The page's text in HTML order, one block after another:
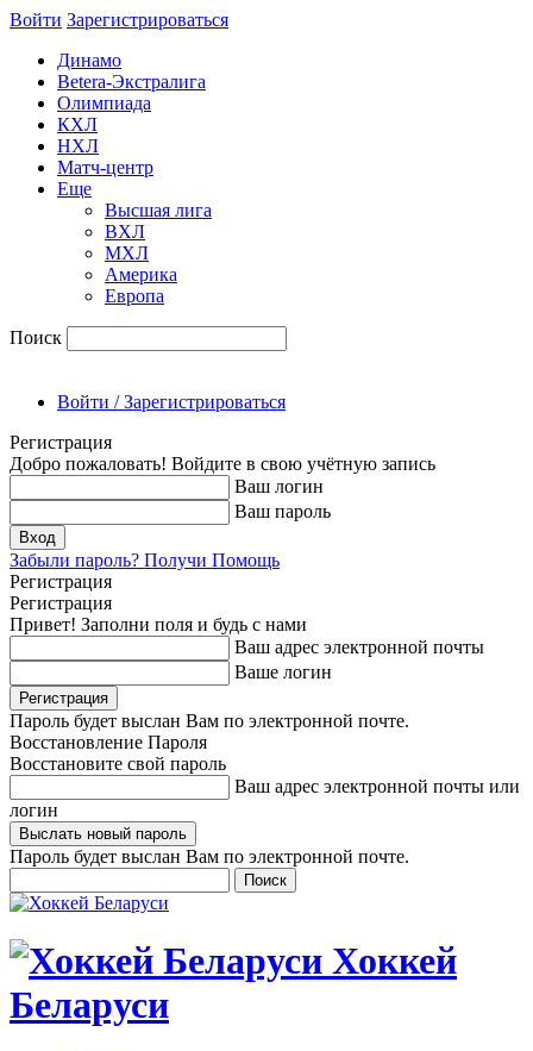
Войти Зарегиcтрироваться
Динамо
Betera-Экстралига
Олимпиада
КХЛ
НХЛ
Матч-центр
Еще
Высшая лига
ВХЛ
МХЛ
Америка
Европа
Поиск
Войти / Зарегистрироваться
Регистрация
Добро пожаловать! Войдите в свою учётную запись
Ваш логин
Ваш пароль
Забыли пароль? Получи Помощь
Регистрация
Регистрация
Привет! Заполни поля и будь с нами
Ваш адрес электронной почты
Ваше логин
Пароль будет выслан Вам по электронной почте.
Восстановление Пароля
Восстановите свой пароль
Ваш адрес электронной почты или
логин
Пароль будет выслан Вам по электронной почте.
Хоккей
Беларуси